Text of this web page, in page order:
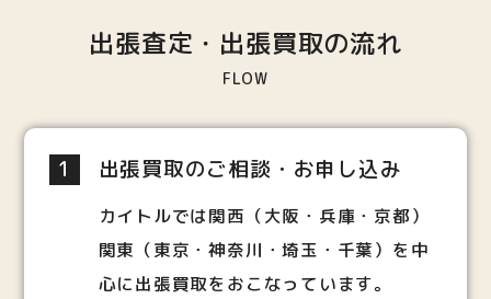
出張査定・出張買取の流れ
FLOW
1 出張買取のご相談・お申し込み
カイトルでは関西（大阪・兵庫・京都）
関東（東京・神奈川・埼玉・千葉）を中
心に出張買取をおこなっています。